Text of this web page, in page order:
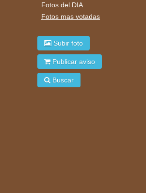
Fotos del DIA
Fotos mas votadas
Subir foto
Publicar aviso
Buscar